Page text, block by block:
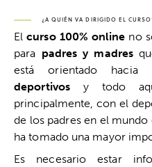
¿A QUIÉN VA DIRIGIDO EL
Elcurso 100% online no
para padres y madres
está orientado hacia
deportivos y todo
principalmente, con el
de los padres en el
ha tomado una mayor
Es necesario estar